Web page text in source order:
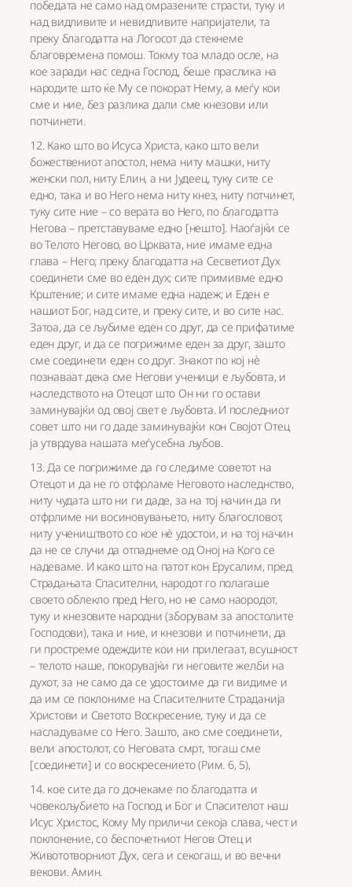
победата не само над омразените страсти, туку и
над видливите и невидливите напријатели, та
преку благодатта на Логосот да стекнеме
благовремена помош. Токму тоа младо осле, на
кое заради нас седна Господ, беше праслика на
народите што ќе Му се покорат Нему, а меѓу кои
сме и ние, без разлика дали сме кнезови или
потчинети.
12. Како што во Исуса Христа, како што вели
божествениот апостол, нема ниту машки, ниту
женски пол, ниту Елин, а ни Јудеец, туку сите се
едно, така и во Него нема ниту кнез, ниту потчинет,
туку сите ние – со верата во Него, по благодатта
Негова – претставуваме едно [нешто]. Наоѓајќи се
во Телото Негово, во Црквата, ние имаме една
глава – Него; преку благодатта на Сесветиот Дух
соединети сме во еден дух; сите примивме едно
Крштение; и сите имаме една надеж; и Еден е
нашиот Бог, над сите, и преку сите, и во сите нас.
Затоа, да се љубиме еден со друг, да се прифатиме
еден друг, и да се погрижиме еден за друг, зашто
сме соединети еден со друг. Знакот по кој нè
познаваат дека сме Негови ученици е љубовта, и
наследството на Отецот што Он ни го остави
заминувајќи од овој свет е љубовта. И последниот
совет што ни го даде заминувајќи кон Својот Отец
ја утврдува нашата меѓусебна љубов.
13. Да се погрижиме да го следиме советот на
Отецот и да не го отфрламе Неговото наследнство,
ниту чудата што ни ги даде, за на тој начин да ги
отфрлиме ни восиновувањето, ниту благословот,
ниту учеништвото со кое нè удостои, и на тој начин
да не се случи да отпаднеме од Оној на Кого се
надеваме. И како што на патот кон Ерусалим, пред
Страдањата Спасителни, народот го полагаше
своето облекло пред Него, но не само наородот,
туку и кнезовите народни (зборувам за апостолите
Господови), така и ние, и кнезови и потчинети, да
ги простреме одеждите кои ни прилегаат, всушност
– телото наше, покорувајќи ги неговите желби на
духот, за не само да се удостоиме да ги видиме и
да им се поклониме на Спасителните Страданија
Христови и Светото Воскресение, туку и да се
насладуваме со Него. Зашто, ако сме соединети,
вели апостолот, со Неговата смрт, тогаш сме
[соединети] и со воскресението (Рим. 6, 5),
14. кое сите да го дочекаме по благодатта и
човекољубието на Господ и Бог и Спасителот наш
Исус Христос, Кому Му приличи секоја слава, чест и
поклонение, со беспочетниот Негов Отец и
Живототворниот Дух, сега и секогаш, и во вечни
векови. Амин.